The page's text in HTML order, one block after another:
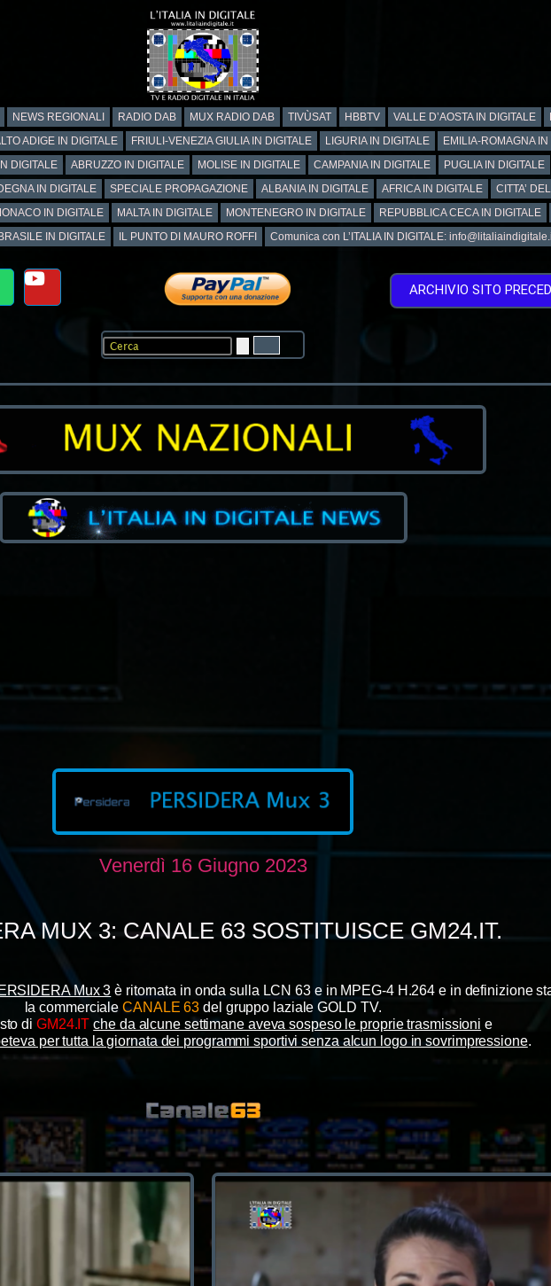
NEWS REGIONALI RADIO DAB MUX RADIO DAB TIVÙSAT HBBTV VALLE D’AOSTA IN DIGITALE
ADIGE IN DIGITALE FRIULI-VENEZIA GIULIA IN DIGITALE LIGURIA IN DIGITALE EMILIA-ROMAGNA
DIGITALE ABRUZZO IN DIGITALE MOLISE IN DIGITALE CAMPANIA IN DIGITALE PUGLIA IN DIGITALE
IN DIGITALE SPECIALE PROPAGAZIONE ALBANIA IN DIGITALE AFRICA IN DIGITALE
CITTA’
IN DIGITALE MALTA IN DIGITALE MONTENEGRO IN DIGITALE REPUBBLICA CECA IN DIGITALE
BRASILE IN DIGITALE IL PUNTO DI MAURO ROFFI Comunica con L’ITALIA IN DIGITALE:
ARCHIVIO SITO
Venerdì 16 Giugno 2023
MUX 3: CANALE 63 SOSTITUISCE GM24.IT.
Mux 3 è ritornata in onda sulla LCN 63 e in MPEG-4 H.264 e in definizione
la commercialeCANALE 63 del gruppo laziale GOLD TV.
di GM24.IT che da alcune settimane aveva sospeso le proprie trasmissioni e
per tutta la giornata dei programmi sportivi senza alcun logo in sovrimpressione.